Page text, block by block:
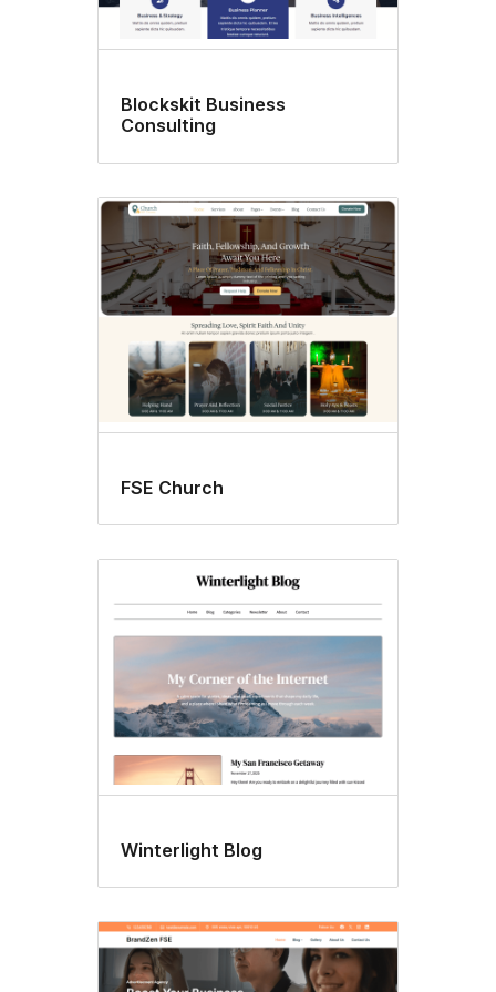
Blockskit Business
Consulting
FSE Church
Winterlight Blog